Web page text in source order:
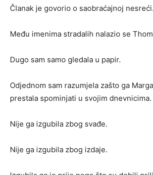
Članak je govorio o saobraćajnoj nesreći.
Među imenima stradalih nalazio se
Dugo sam samo gledala u papir.
Odjednom sam razumjela zašto ga
prestala spominjati u svojim dnevnicima.
Nije ga izgubila zbog svađe.
Nije ga izgubila zbog izdaje.